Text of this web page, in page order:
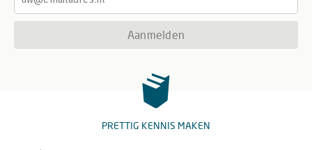
Aanmelden
PRETTIG KENNIS MAKEN